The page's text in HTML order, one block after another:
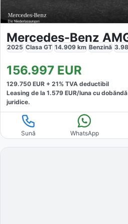
2025 Clasa GT 14.909 km Benzină
156.997 EUR
129.750 EUR + 21% TVA deductibil
Leasing de la 1.579 EUR/luna cu dobăndă
juridice.
Sună WhatsApp